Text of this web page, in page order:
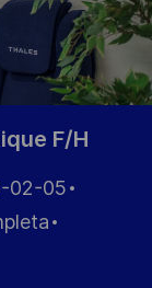
F/H
02-05